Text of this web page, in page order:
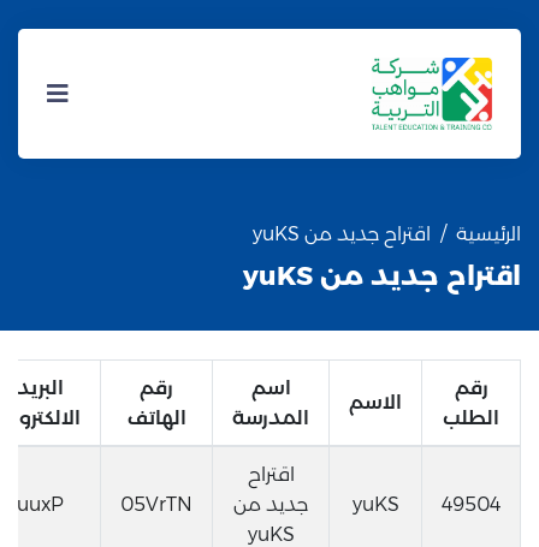
الرئيسية اقتراح جديد من yuKS
اقتراح جديد من yuKS
رقم
الطلب
الاسم
اسم
المدرسة
رقم
الهاتف
البريد
الالكتروني
49504
yuKS
اقتراح
جديد من
yuKS
05VrTN
uuxP